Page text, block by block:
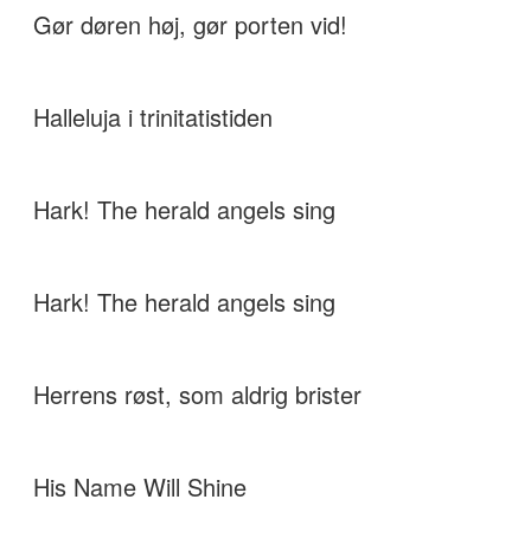
Gør døren høj, gør porten vid!
Halleluja i trinitatistiden
Hark! The herald angels sing
Hark! The herald angels sing
Herrens røst, som aldrig brister
His Name Will Shine